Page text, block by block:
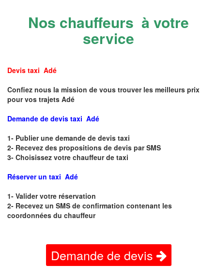
Nos chauffeurs à votre
service
Devis taxi Adé
Confiez nous la mission de vous trouver les meilleurs prix
pour vos trajets Adé
Demande de devis taxi Adé
1- Publier une demande de devis taxi
2- Recevez des propositions de devis par SMS
3- Choisissez votre chauffeur de taxi
Réserver un taxi Adé
1- Valider votre réservation
2- Recevez un SMS de confirmation contenant les
coordonnées du chauffeur
Demande de devis